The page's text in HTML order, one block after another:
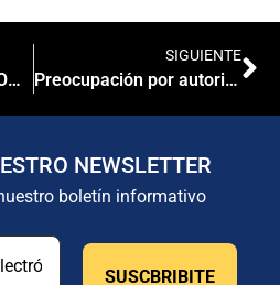
SISTEMA DE PREVISION: NUEVO SITIO WEB
SIGUIENTE
Preocupación por autorización de ANMAT de venta de Test rápidos para COVID en farmacias
NEWSLETTER
boletín informativo